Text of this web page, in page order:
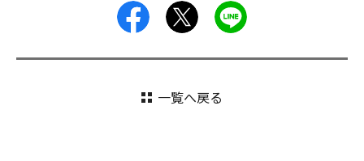
facebook
一覧へ戻る